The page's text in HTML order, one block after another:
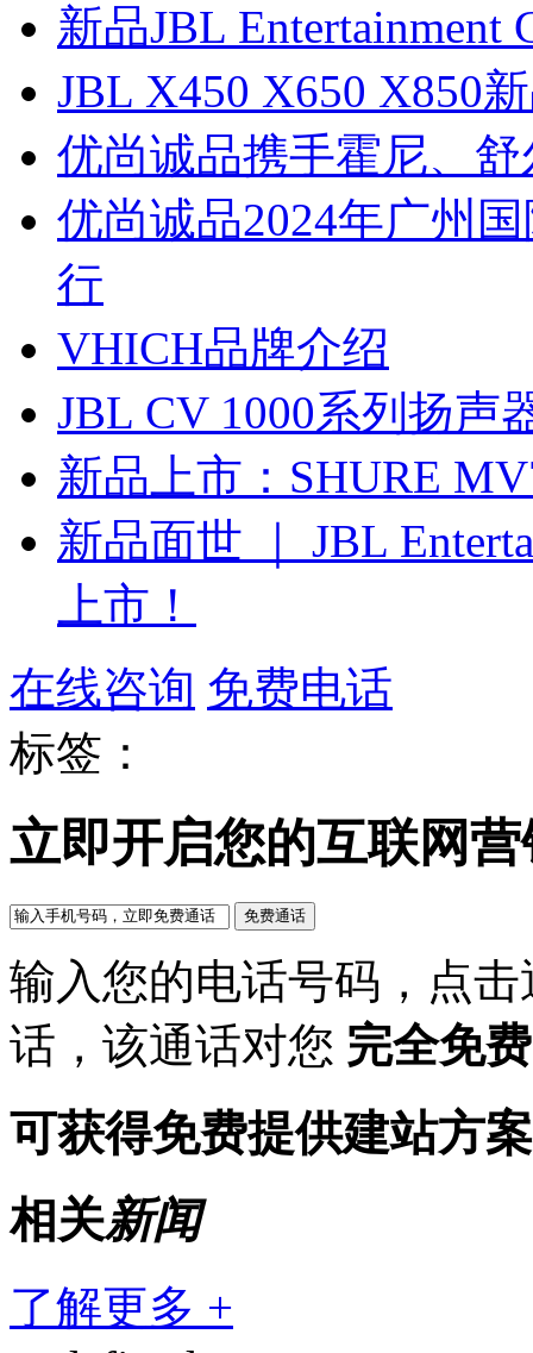
新品JBL Entertainment
JBL X450 X650 X850
优尚诚品携手霍尼、
优尚诚品2024年广州
行
VHICH品牌介绍
JBL CV 1000系列扬声
新品上市：SHURE
新品面世 ｜ JBL
上市！
在线咨询 免费电话
标签：
立即开启您的互联网
输入您的电话号码，点
话，该通话对您 完全免费
可获得免费提供建站方
相关新闻
了解更多 +